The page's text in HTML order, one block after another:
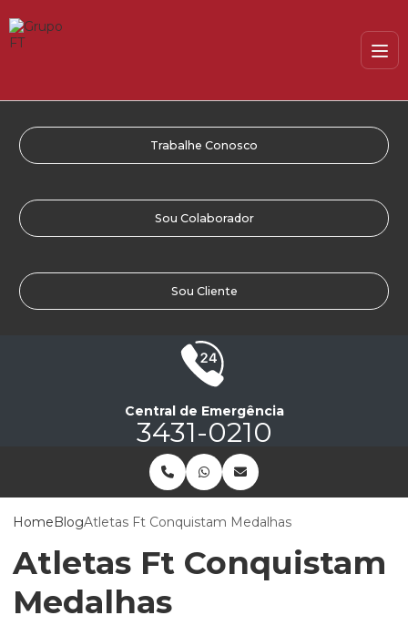
Trabalhe Conosco
Sou Colaborador
Sou Cliente
Central de Emergência
3431-0210
HomeBlogAtletas Ft Conquistam Medalhas
Atletas Ft Conquistam
Medalhas